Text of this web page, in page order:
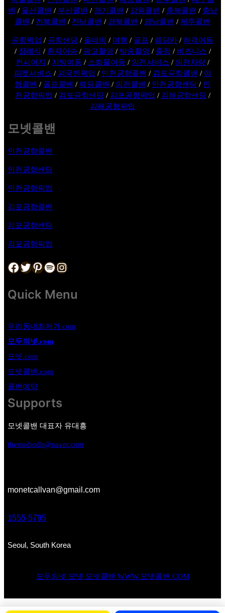
밴 / 울산콜밴 / 부산콜밴 / 경기콜밴 / 강원콜밴 / 충북콜밴 / 충남
콜밴 / 전북콜밴 / 전남콜밴 / 경북콜밴 / 경남콜밴 / 제주콜밴
공항픽업 / 공항샌딩 / 올데이 / 여행 / 골프 / 웨딩카 / 하객이동
/ 장례식 / 환자이송 / 광고촬영 / 방송촬영 / 출장/ 비즈니스 /
컨시어지 / 지방이동 / 소화물이동 / 의전서비스 / 의전차량 /
피켓서비스 / 외국인픽업 / 인천공항콜밴 / 김포공항콜밴 / 여
행콜밴 / 골프콜밴 / 웨딩콜밴 / 의전콜밴 / 인천공항샌딩 / 인
천공항픽업 / 김포공항샌딩 / 김포공항픽업 / 김해공항샌딩 /
김해공항픽업
모넷콜밴
인천공항콜밴
인천공항샌딩
인천공항픽업
김포공항콜밴
김포공항샌딩
김포공항픽업
Facebook Twitter Pinterest Spotify Instagram
Quick Menu
우리동네최저가.com
모두의넷.com
모넷.com
모넷콜밴.com
콜밴예약
Supports
모넷콜밴 대표자 유대흥
thestudiodh@naver.com
monetcallvan@gmail.com
1555-5795
Seoul, South Korea
모두의넷 모넷 모넷콜밴 WWW.모넷콜밴.COM